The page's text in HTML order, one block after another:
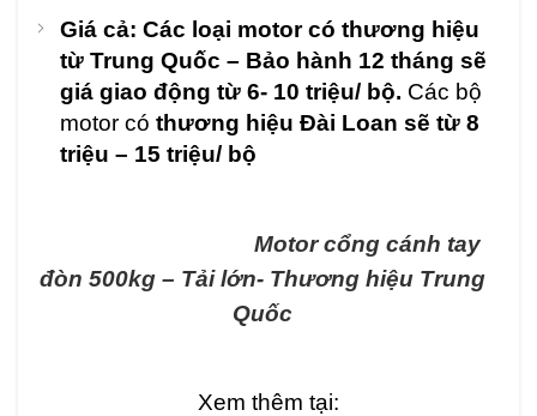
Giá cả: Các loại motor có thương hiệu
từ Trung Quốc – Bảo hành 12 tháng sẽ
giá giao động từ 6- 10 triệu/ bộ. Các bộ
motor có thương hiệu Đài Loan sẽ từ 8
triệu – 15 triệu/ bộ
Motor cổng cánh tay
đòn 500kg – Tải lớn- Thương hiệu Trung
Quốc
Xem thêm tại: